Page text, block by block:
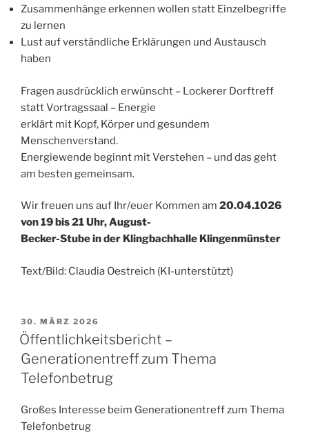
Zusammenhänge erkennen wollen statt Einzelbegriffe
zu lernen
Lust auf verständliche Erklärungen und Austausch
haben
Fragen ausdrücklich erwünscht – Lockerer Dorftreff
statt Vortragssaal – Energie
erklärt mit Kopf, Körper und gesundem
Menschenverstand.
Energiewende beginnt mit Verstehen – und das geht
am besten gemeinsam.
Wir freuen uns auf Ihr/euer Kommen am 20.04.1026
von 19 bis 21 Uhr, August-
Becker-Stube in der Klingbachhalle Klingenmünster
Text/Bild: Claudia Oestreich (KI-unterstützt)
VERÖFFENTLICHT
AM
30. MÄRZ 2026
Öffentlichkeitsbericht –
Generationentreff zum Thema
Telefonbetrug
Großes Interesse beim Generationentreff zum Thema
Telefonbetrug